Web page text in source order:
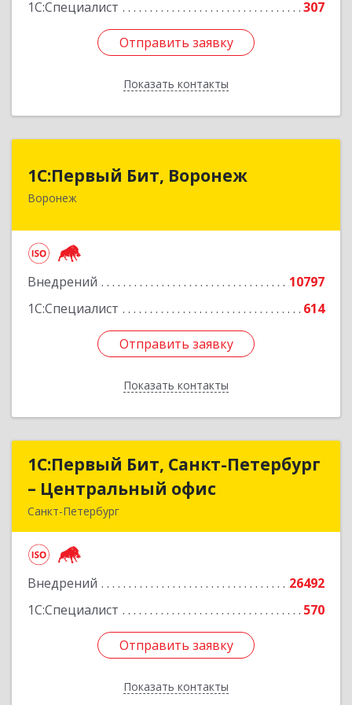
1С:Специалист 307
Отправить заявку
Показать контакты
Отправить заявку
Назад
1С:Первый Бит, Воронеж
Воронеж
Внедрений
10797
1С:Специалист
614
Отправить заявку
Показать контакты
1С:Первый Бит, Воронеж
394006, Воронежская обл, Воронеж г, 20-летия
Отправить заявку
Назад
1С:Первый Бит, Санкт-Петербург
– Центральный офис
Санкт-Петербург
Внедрений
26492
1С:Специалист
570
Отправить заявку
Показать контакты
1С:Первый Бит, Санкт-Петербург
– Центральный офис
Отправить заявку
Назад